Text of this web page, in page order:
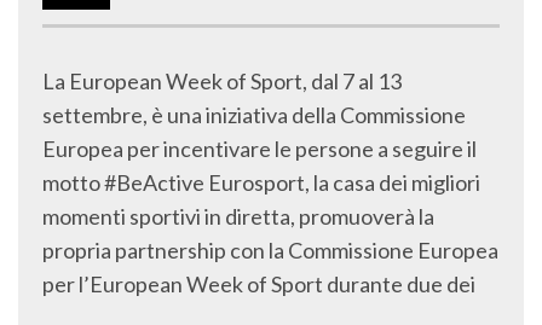
La European Week of Sport, dal 7 al 13
settembre, è una iniziativa della Commissione
Europea per incentivare le persone a seguire il
motto #BeActive Eurosport, la casa dei migliori
momenti sportivi in diretta, promuoverà la
propria partnership con la Commissione Europea
per l’European Week of Sport durante due dei